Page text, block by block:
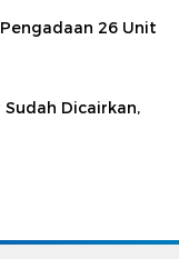
26 Unit
Sudah Dicairkan,